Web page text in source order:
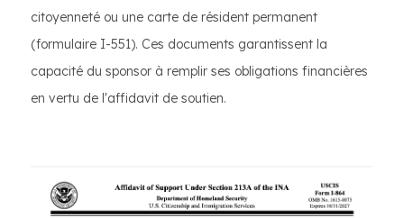
citoyenneté ou une carte de résident permanent
(formulaire I-551). Ces documents garantissent la
capacité du sponsor à remplir ses obligations financières
en vertu de l'affidavit de soutien.